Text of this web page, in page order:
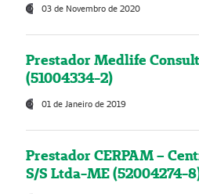
03 de Novembro de 2020
Prestador Medlife
(51004334-2)
01 de Janeiro de 2019
Prestador CERPAM –
S/S Ltda-ME (52004274-